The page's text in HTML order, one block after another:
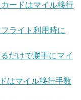
ードはマイル移行
ライト利用時に
だけで勝手にマイ
はマイル移行手数